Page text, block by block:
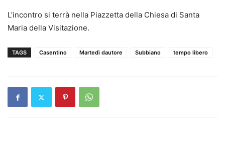
L’incontro si terrà nella Piazzetta della Chiesa di Santa
Maria della Visitazione.
TAGS Casentino Martedì dautore Subbiano tempo libero